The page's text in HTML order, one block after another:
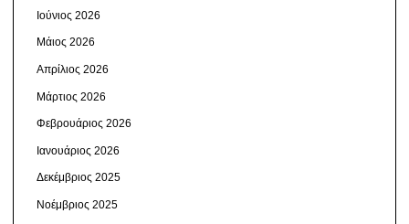
Ιούνιος 2026
Μάιος 2026
Απρίλιος 2026
Μάρτιος 2026
Φεβρουάριος 2026
Ιανουάριος 2026
Δεκέμβριος 2025
Νοέμβριος 2025